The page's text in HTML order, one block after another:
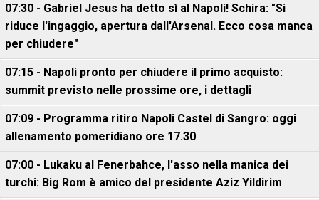
07:30 - Gabriel Jesus ha detto sì al Napoli! Schira: "Si
riduce l'ingaggio, apertura dall'Arsenal. Ecco cosa manca
per chiudere"
07:15 - Napoli pronto per chiudere il primo acquisto:
summit previsto nelle prossime ore, i dettagli
07:09 - Programma ritiro Napoli Castel di Sangro: oggi
allenamento pomeridiano ore 17.30
07:00 - Lukaku al Fenerbahce, l'asso nella manica dei
turchi: Big Rom è amico del presidente Aziz Yildirim